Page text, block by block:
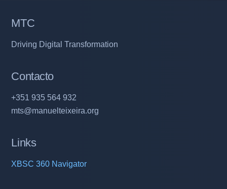
MTC
Driving Digital Transformation
Contacto
+351 935 564 932
mts@manuelteixeira.org
Links
XBSC 360 Navigator